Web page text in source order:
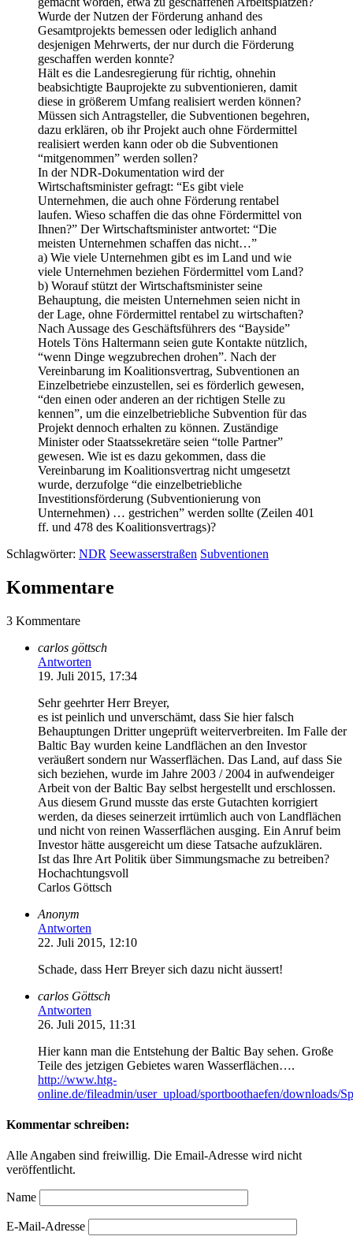
Wurde der Nutzen der Förderung anhand des
Gesamtprojekts bemessen oder lediglich anhand
desjenigen Mehrwerts, der nur durch die Förderung
geschaffen werden konnte?
Hält es die Landesregierung für richtig, ohnehin
beabsichtigte Bauprojekte zu subventionieren, damit
diese in größerem Umfang realisiert werden können?
Müssen sich Antragsteller, die Subventionen begehren,
dazu erklären, ob ihr Projekt auch ohne Fördermittel
realisiert werden kann oder ob die Subventionen
“mitgenommen” werden sollen?
In der NDR-Dokumentation wird der
Wirtschaftsminister gefragt: “Es gibt viele
Unternehmen, die auch ohne Förderung rentabel
laufen. Wieso schaffen die das ohne Fördermittel von
Ihnen?” Der Wirtschaftsminister antwortet: “Die
meisten Unternehmen schaffen das nicht…”
a) Wie viele Unternehmen gibt es im Land und wie
viele Unternehmen beziehen Fördermittel vom Land?
b) Worauf stützt der Wirtschaftsminister seine
Behauptung, die meisten Unternehmen seien nicht in
der Lage, ohne Fördermittel rentabel zu wirtschaften?
Nach Aussage des Geschäftsführers des “Bayside”
Hotels Töns Haltermann seien gute Kontakte nützlich,
“wenn Dinge wegzubrechen drohen”. Nach der
Vereinbarung im Koalitionsvertrag, Subventionen an
Einzelbetriebe einzustellen, sei es förderlich gewesen,
“den einen oder anderen an der richtigen Stelle zu
kennen”, um die einzelbetriebliche Subvention für das
Projekt dennoch erhalten zu können. Zuständige
Minister oder Staatssekretäre seien “tolle Partner”
gewesen. Wie ist es dazu gekommen, dass die
Vereinbarung im Koalitionsvertrag nicht umgesetzt
wurde, derzufolge “die einzelbetriebliche
Investitionsförderung (Subventionierung von
Unternehmen) … gestrichen” werden sollte (Zeilen 401
ff. und 478 des Koalitionsvertrags)?
Schlagwörter: NDR Seewasserstraßen Subventionen
Kommentare
3 Kommentare
carlos göttsch
Antworten
19. Juli 2015, 17:34
Sehr geehrter Herr Breyer,
es ist peinlich und unverschämt, dass Sie hier falsch
Behauptungen Dritter ungeprüft weiterverbreiten. Im Falle der
Baltic Bay wurden keine Landflächen an den Investor
veräußert sondern nur Wasserflächen. Das Land, auf dass Sie
sich beziehen, wurde im Jahre 2003 / 2004 in aufwendeiger
Arbeit von der Baltic Bay selbst hergestellt und erschlossen.
Aus diesem Grund musste das erste Gutachten korrigiert
werden, da dieses seinerzeit irrtümlich auch von Landflächen
und nicht von reinen Wasserflächen ausging. Ein Anruf beim
Investor hätte ausgereicht um diese Tatsache aufzuklären.
Ist das Ihre Art Politik über Simmungsmache zu betreiben?
Hochachtungsvoll
Carlos Göttsch
Anonym
Antworten
22. Juli 2015, 12:10
Schade, dass Herr Breyer sich dazu nicht äussert!
carlos Göttsch
Antworten
26. Juli 2015, 11:31
Hier kann man die Entstehung der Baltic Bay sehen. Große
Teile des jetzigen Gebietes waren Wasserflächen….
http://www.htg-
online.de/fileadmin/user_upload/sportboothaefen/downloads/
Kommentar schreiben:
Alle Angaben sind freiwillig. Die Email-Adresse wird nicht
veröffentlicht.
Name
E-Mail-Adresse